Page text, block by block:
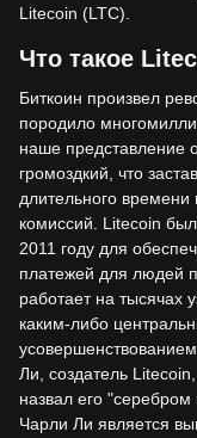
Litecoin (LTC).
Что такое
Биткоин произвел
породило
наше представление
громоздкий, что
длительного
комиссий. Litecoin
2011 году для
платежей для людей
работает на тысячах
каким-либо
Ли, создатель
назвал его
Чарли Ли является